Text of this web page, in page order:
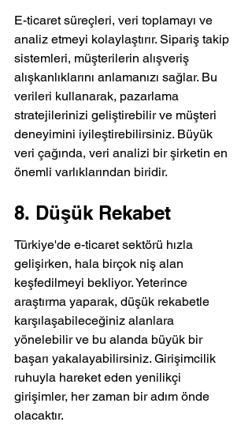
E-ticaret süreçleri, veri toplamayı ve
analiz etmeyi kolaylaştırır. Sipariş takip
sistemleri, müşterilerin alışveriş
alışkanlıklarını anlamanızı sağlar. Bu
verileri kullanarak, pazarlama
stratejilerinizi geliştirebilir ve müşteri
deneyimini iyileştirebilirsiniz. Büyük
veri çağında, veri analizi bir şirketin en
önemli varlıklarından biridir.
8. Düşük Rekabet
Türkiye'de e-ticaret sektörü hızla
gelişirken, hala birçok niş alan
keşfedilmeyi bekliyor. Yeterince
araştırma yaparak, düşük rekabetle
karşılaşabileceğiniz alanlara
yönelebilir ve bu alanda büyük bir
başarı yakalayabilirsiniz. Girişimcilik
ruhuyla hareket eden yenilikçi
girişimler, her zaman bir adım önde
olacaktır.